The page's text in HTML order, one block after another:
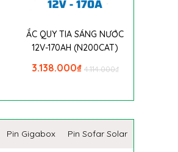
ẮC QUY TIA SÁNG NƯỚC
12V-170AH (N200CAT)
₫
4.114.000
₫
3.138.000
Pin Gigabox Pin Sofar Solar